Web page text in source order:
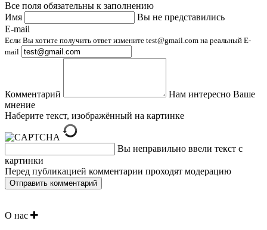
Все поля обязательны к заполнению
Имя
Вы не представились
E-mail
Если Вы хотите получить ответ измените test@gmail.com на реальный E-
mail
Комментарий
Нам интересно Ваше
мнение
Наберите текст, изображённый на картинке
Вы неправильно ввели текст с
картинки
Перед публикацией комментарии проходят модерацию
О нас